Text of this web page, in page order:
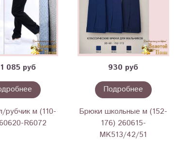
085 руб
рубчик м (110-
R6072
930 руб
Подробнее
Брюки школьные м (152-
176) 260615-
MK513/42/51